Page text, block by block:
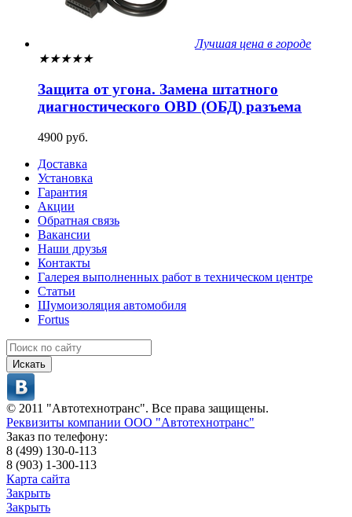
Лучшая цена в городе
★★★★★
Защита от угона. Замена штатного
диагностического OBD (ОБД) разъема
4900 руб.
Доставка
Установка
Гарантия
Акции
Обратная связь
Вакансии
Наши друзья
Контакты
Галерея выполненных работ в техническом центре
Статьи
Шумоизоляция автомобиля
Fortus
Искать
© 2011 "Автотехнотранс". Все права защищены.
Реквизиты компании ООО "Автотехнотранс"
Заказ по телефону:
8 (499) 130-0-113
8 (903) 1-300-113
Карта сайта
Закрыть
Закрыть